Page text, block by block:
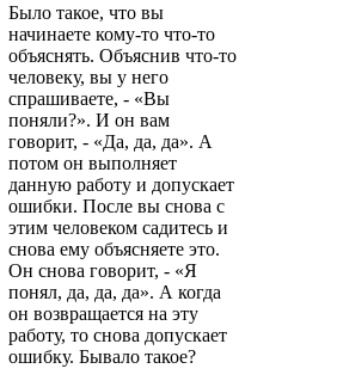
Было такое, что вы
начинаете кому-то что-то
объяснять. Объяснив что-то
человеку, вы у него
спрашиваете, - «Вы
поняли?». И он вам
говорит, - «Да, да, да». А
потом он выполняет
данную работу и допускает
ошибки. После вы снова с
этим человеком садитесь и
снова ему объясняете это.
Он снова говорит, - «Я
понял, да, да, да». А когда
он возвращается на эту
работу, то снова допускает
ошибку. Бывало такое?